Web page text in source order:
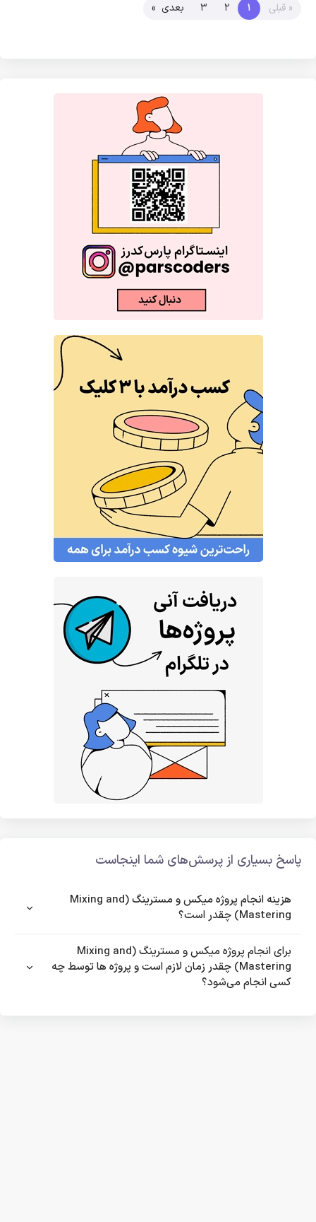
« قبلی 1
2
3 بعدی »
پاسخ بسیاری از پرسش‌های شما اینجاست
هزینه انجام پروژه میکس و مسترینگ (Mixing and
Mastering) چقدر است؟
برای انجام پروژه میکس و مسترینگ (Mixing and
Mastering) چقدر زمان لازم است و پروژه ها توسط چه
کسی انجام می‌شود؟